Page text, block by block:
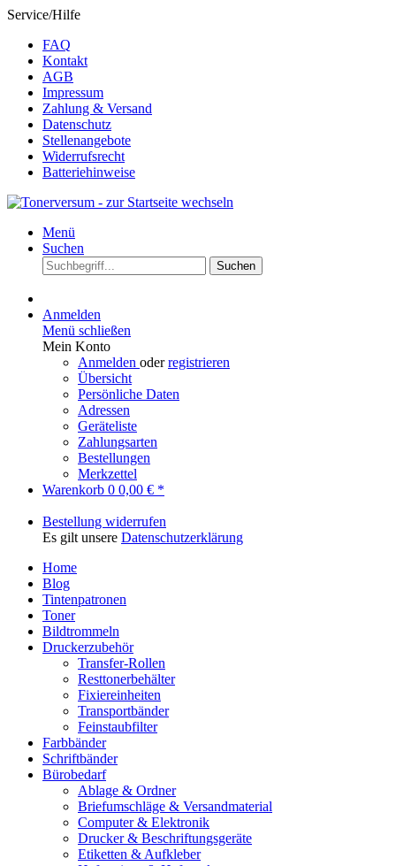
Service/Hilfe
FAQ
Kontakt
AGB
Impressum
Zahlung & Versand
Datenschutz
Stellenangebote
Widerrufsrecht
Batteriehinweise
Menü
Suchen
Suchen
Anmelden
Menü schließen
Mein Konto
Anmelden oderregistrieren
Übersicht
Persönliche Daten
Adressen
Geräteliste
Zahlungsarten
Bestellungen
Merkzettel
Warenkorb 0 0,00 € *
Bestellung widerrufen
Es gilt unsere Datenschutzerklärung
Home
Blog
Tintenpatronen
Toner
Bildtrommeln
Druckerzubehör
Transfer-Rollen
Resttonerbehälter
Fixiereinheiten
Transportbänder
Feinstaubfilter
Farbbänder
Schriftbänder
Bürobedarf
Ablage & Ordner
Briefumschläge & Versandmaterial
Computer & Elektronik
Drucker & Beschriftungsgeräte
Etiketten & Aufkleber